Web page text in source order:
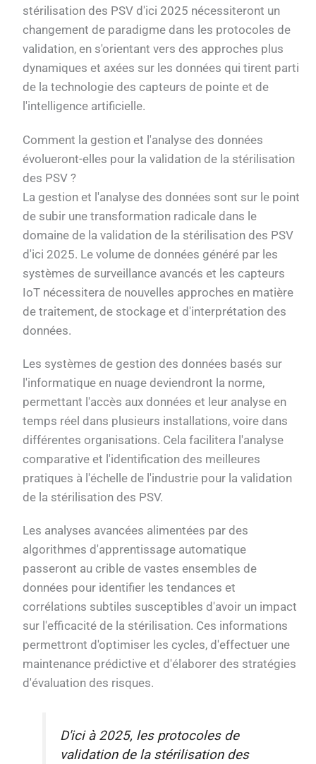
stérilisation des PSV d'ici 2025 nécessiteront un
changement de paradigme dans les protocoles de
validation, en s'orientant vers des approches plus
dynamiques et axées sur les données qui tirent parti
de la technologie des capteurs de pointe et de
l'intelligence artificielle.
Comment la gestion et l'analyse des données
évolueront-elles pour la validation de la stérilisation
des PSV ?
La gestion et l'analyse des données sont sur le point
de subir une transformation radicale dans le
domaine de la validation de la stérilisation des PSV
d'ici 2025. Le volume de données généré par les
systèmes de surveillance avancés et les capteurs
IoT nécessitera de nouvelles approches en matière
de traitement, de stockage et d'interprétation des
données.
Les systèmes de gestion des données basés sur
l'informatique en nuage deviendront la norme,
permettant l'accès aux données et leur analyse en
temps réel dans plusieurs installations, voire dans
différentes organisations. Cela facilitera l'analyse
comparative et l'identification des meilleures
pratiques à l'échelle de l'industrie pour la validation
de la stérilisation des PSV.
Les analyses avancées alimentées par des
algorithmes d'apprentissage automatique
passeront au crible de vastes ensembles de
données pour identifier les tendances et
corrélations subtiles susceptibles d'avoir un impact
sur l'efficacité de la stérilisation. Ces informations
permettront d'optimiser les cycles, d'effectuer une
maintenance prédictive et d'élaborer des stratégies
d'évaluation des risques.
D'ici à 2025, les protocoles de
validation de la stérilisation des